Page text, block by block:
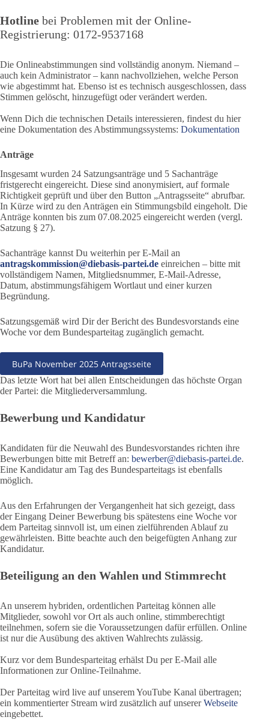
Hotline bei Problemen mit der Online-
Registrierung: 0172-9537168
Die Onlineabstimmungen sind vollständig anonym. Niemand –
auch kein Administrator – kann nachvollziehen, welche Person
wie abgestimmt hat. Ebenso ist es technisch ausgeschlossen, dass
Stimmen gelöscht, hinzugefügt oder verändert werden.
Wenn Dich die technischen Details interessieren, findest du hier
eine Dokumentation des Abstimmungssystems: Dokumentation
Anträge
Insgesamt wurden 24 Satzungsanträge und 5 Sachanträge
fristgerecht eingereicht. Diese sind anonymisiert, auf formale
Richtigkeit geprüft und über den Button „Antragsseite“ abrufbar.
In Kürze wird zu den Anträgen ein Stimmungsbild eingeholt. Die
Anträge konnten bis zum 07.08.2025 eingereicht werden (vergl.
Satzung § 27).
Sachanträge kannst Du weiterhin per E-Mail an
antragskommission@diebasis-partei.de einreichen – bitte mit
vollständigem Namen, Mitgliedsnummer, E-Mail-Adresse,
Datum, abstimmungsfähigem Wortlaut und einer kurzen
Begründung.
Satzungsgemäß wird Dir der Bericht des Bundesvorstands eine
Woche vor dem Bundesparteitag zugänglich gemacht.
BuPa November 2025 Antragsseite
Das letzte Wort hat bei allen Entscheidungen das höchste Organ
der Partei: die Mitgliederversammlung.
Bewerbung und Kandidatur
Kandidaten für die Neuwahl des Bundesvorstandes richten ihre
Bewerbungen bitte mit Betreff an: bewerber@diebasis-partei.de.
Eine Kandidatur am Tag des Bundesparteitags ist ebenfalls
möglich.
Aus den Erfahrungen der Vergangenheit hat sich gezeigt, dass
der Eingang Deiner Bewerbung bis spätestens eine Woche vor
dem Parteitag sinnvoll ist, um einen zielführenden Ablauf zu
gewährleisten. Bitte beachte auch den beigefügten Anhang zur
Kandidatur.
Beteiligung an den Wahlen und Stimmrecht
An unserem hybriden, ordentlichen Parteitag können alle
Mitglieder, sowohl vor Ort als auch online, stimmberechtigt
teilnehmen, sofern sie die Voraussetzungen dafür erfüllen. Online
ist nur die Ausübung des aktiven Wahlrechts zulässig.
Kurz vor dem Bundesparteitag erhälst Du per E-Mail alle
Informationen zur Online-Teilnahme.
Der Parteitag wird live auf unserem YouTube Kanal übertragen;
ein kommentierter Stream wird zusätzlich auf unsererWebseite
eingebettet.